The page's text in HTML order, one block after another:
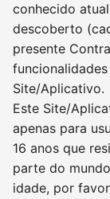
conhecido
descoberto
presente
Site/Aplicativo.
Este Site/
apenas para
16 anos que
parte do
idade, por